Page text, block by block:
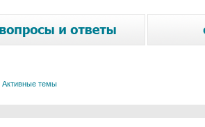
Активные темы